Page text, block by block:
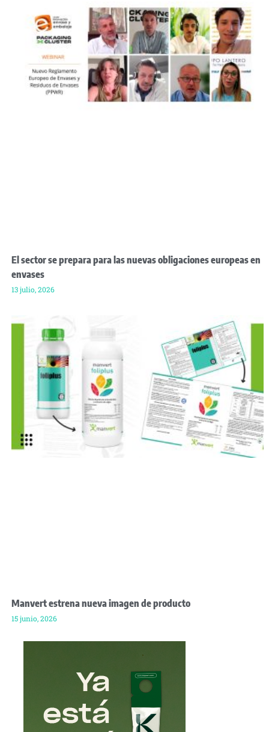
El sector se prepara para las nuevas obligaciones europeas en
envases
13 julio, 2026
Manvert estrena nueva imagen de producto
15 junio, 2026